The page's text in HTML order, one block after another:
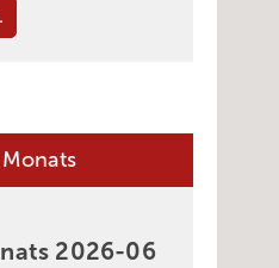
Monats
2026-06